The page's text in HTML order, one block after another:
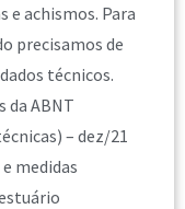
e achismos. Para
precisamos de
técnicos.
da ABNT
– dez/21
medidas